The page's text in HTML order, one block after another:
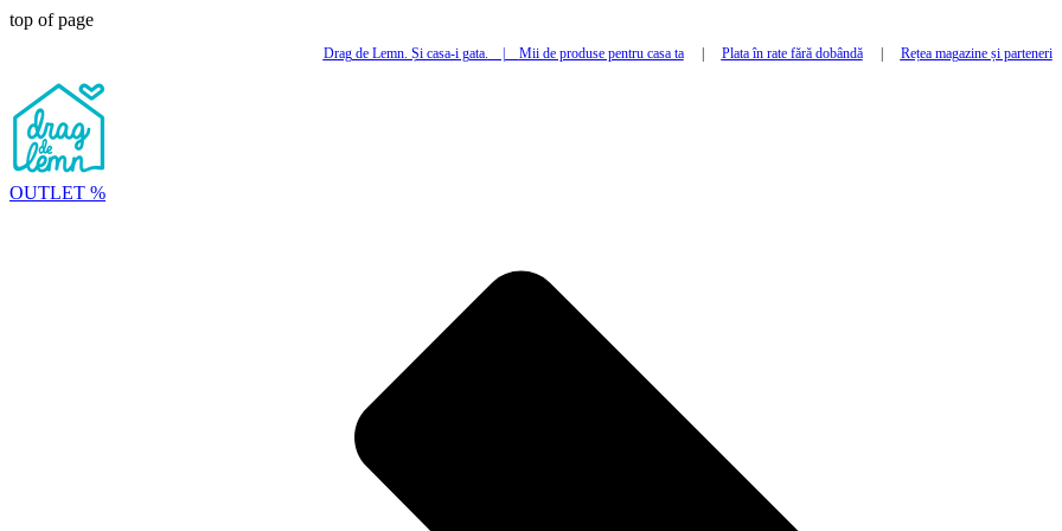
top of page
Drag de Lemn. Și casa-i gata. Mii de produse pentru casa ta| Plata în rate fără dobândă| Rețea magazine și parteneri
OUTLET %